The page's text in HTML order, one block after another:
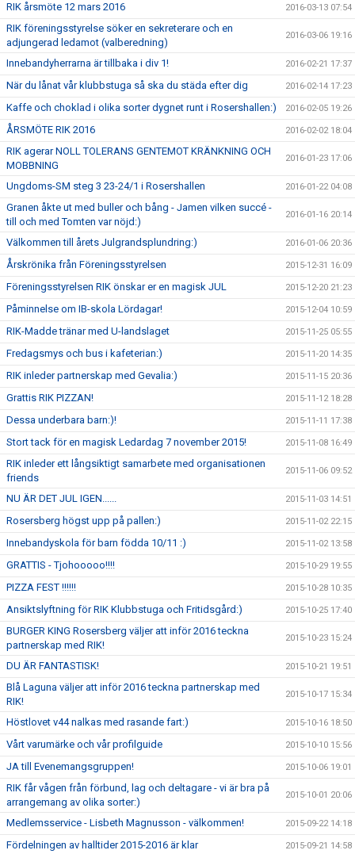
RIK årsmöte 12 mars 2016 2016-03-13 07:54
RIK föreningsstyrelse söker en sekreterare och en
adjungerad ledamot (valberedning)
2016-03-06 19:16
Innebandyherrarna är tillbaka i div 1! 2016-02-21 17:37
När du lånat vår klubbstuga så ska du städa efter dig 2016-02-14 17:23
Kaffe och choklad i olika sorter dygnet runt i Rosershallen:) 2016-02-05 19:26
ÅRSMÖTE RIK 2016 2016-02-02 18:04
RIK agerar NOLL TOLERANS GENTEMOT KRÄNKNING OCH
MOBBNING
2016-01-23 17:06
Ungdoms-SM steg 3 23-24/1 i Rosershallen 2016-01-22 04:08
Granen åkte ut med buller och bång - Jamen vilken succé -
till och med Tomten var nöjd:)
2016-01-16 20:14
Välkommen till årets Julgrandsplundring:) 2016-01-06 20:36
Årskrönika från Föreningsstyrelsen 2015-12-31 16:09
Föreningsstyrelsen RIK önskar er en magisk JUL 2015-12-20 21:23
Påminnelse om IB-skola Lördagar! 2015-12-04 10:59
RIK-Madde tränar med U-landslaget 2015-11-25 05:55
Fredagsmys och bus i kafeterian:) 2015-11-20 14:35
RIK inleder partnerskap med Gevalia:) 2015-11-15 20:36
Grattis RIK PIZZAN! 2015-11-12 18:28
Dessa underbara barn:)! 2015-11-11 17:38
Stort tack för en magisk Ledardag 7 november 2015! 2015-11-08 16:49
RIK inleder ett långsiktigt samarbete med organisationen
friends
2015-11-06 09:52
NU ÄR DET JUL IGEN...... 2015-11-03 14:51
Rosersberg högst upp på pallen:) 2015-11-02 22:15
Innebandyskola för barn födda 10/11 :) 2015-11-02 13:58
GRATTIS - Tjohooooo!!!! 2015-10-29 19:55
PIZZA FEST !!!!!! 2015-10-28 10:35
Ansiktslyftning för RIK Klubbstuga och Fritidsgård:) 2015-10-25 17:40
BURGER KING Rosersberg väljer att inför 2016 teckna
partnerskap med RIK!
2015-10-23 15:24
DU ÄR FANTASTISK! 2015-10-21 19:51
Blå Laguna väljer att inför 2016 teckna partnerskap med
RIK!
2015-10-17 15:34
Höstlovet v44 nalkas med rasande fart:) 2015-10-16 18:50
Vårt varumärke och vår profilguide 2015-10-10 15:56
JA till Evenemangsgruppen! 2015-10-06 19:01
RIK får vågen från förbund, lag och deltagare - vi är bra på
arrangemang av olika sorter:)
2015-10-01 20:06
Medlemsservice - Lisbeth Magnusson - välkommen! 2015-09-22 14:18
Fördelningen av halltider 2015-2016 är klar 2015-09-21 14:58